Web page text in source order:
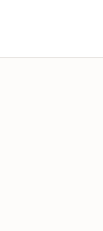
あり